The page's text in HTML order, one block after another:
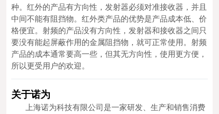
种。红外的产品有方向性，发射器必须对准接收器，并且
中间不能有阻挡物。红外类产品的优势是产品成本低、价
格便宜。射频的产品没有方向性，发射器和接收器之间只
要没有能起屏蔽作用的金属阻挡物，就可正常使用。射频
产品的成本通常要高一些，但其无方向性，使用更方便，
所以更受用户的欢迎。
关于诺为
上海诺为科技有限公司是一家研发、生产和销售消费